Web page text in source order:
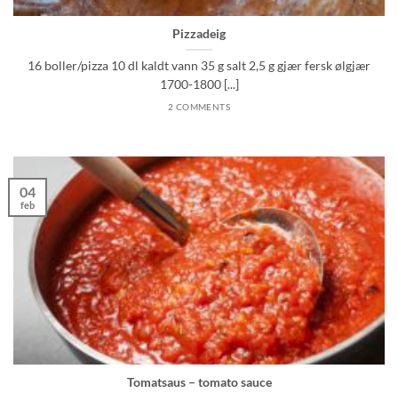
Pizzadeig
16 boller/pizza 10 dl kaldt vann 35 g salt 2,5 g gjær fersk ølgjær
1700-1800 [...]
2 COMMENTS
Tomatsaus – tomato sauce
04
feb